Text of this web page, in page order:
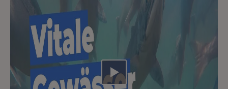
Video abspielen